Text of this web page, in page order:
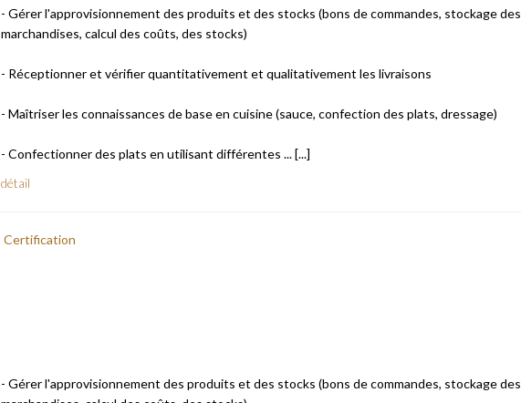
- Gérer l'approvisionnement des produits et des stocks (bons de commandes, stockage des
marchandises, calcul des coûts, des stocks)
- Réceptionner et vérifier quantitativement et qualitativement les livraisons
- Maîtriser les connaissances de base en cuisine (sauce, confection des plats, dressage)
- Confectionner des plats en utilisant différentes ... [...]
détail
Certification
- Gérer l'approvisionnement des produits et des stocks (bons de commandes, stockage des